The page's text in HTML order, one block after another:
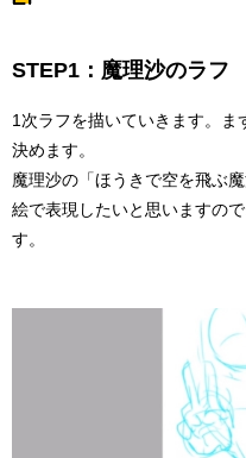
STEP1：魔理沙のラフ
1次ラフを描いていきます。ま
決めます。
魔理沙の「ほうきで空を飛ぶ
絵で表現したいと思いますの
す。